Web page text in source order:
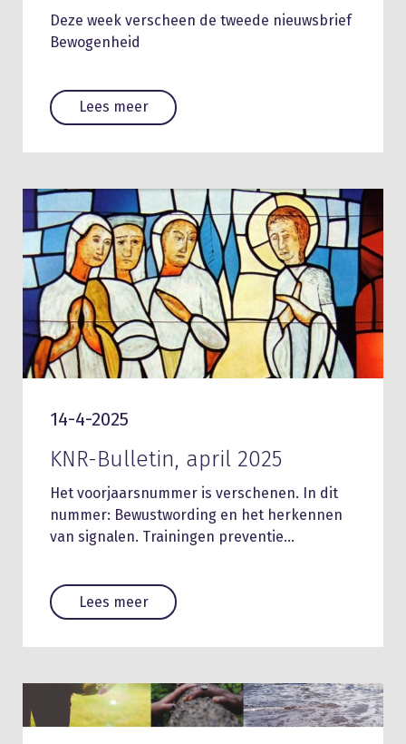
Deze week verscheen de tweede nieuwsbrief
Bewogenheid
Lees meer
14-4-2025
KNR-Bulletin, april 2025
Het voorjaarsnummer is verschenen. In dit
nummer: Bewustwording en het herkennen
van signalen. Trainingen preventie…
Lees meer